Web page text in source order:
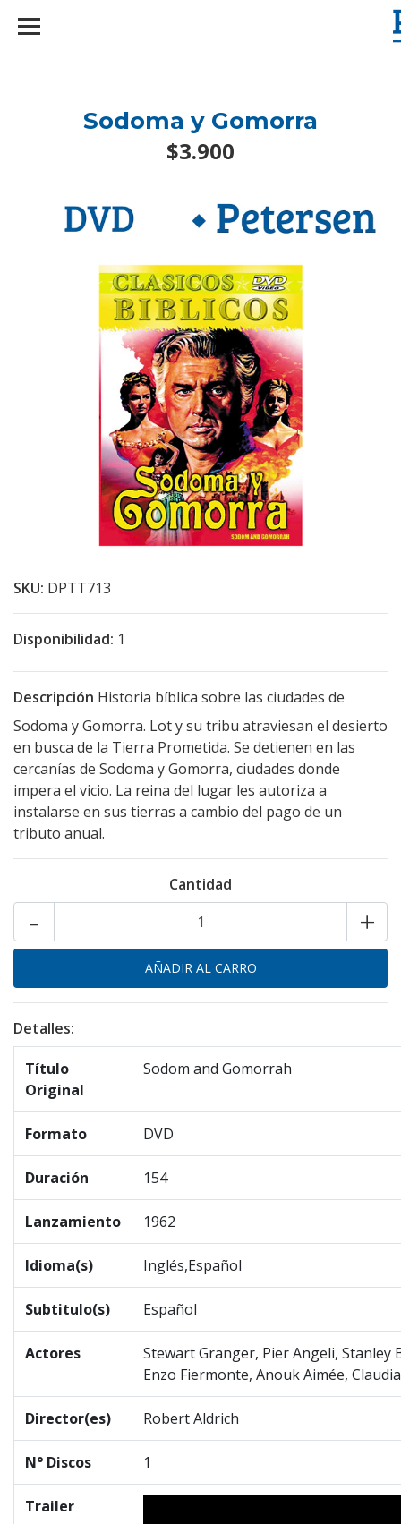
Sodoma y Gomorra
$3.900
SKU: DPTT713
Disponibilidad: 1
Descripción Historia bíblica sobre las ciudades de
Sodoma y Gomorra. Lot y su tribu atraviesan el desierto
en busca de la Tierra Prometida. Se detienen en las
cercanías de Sodoma y Gomorra, ciudades donde
impera el vicio. La reina del lugar les autoriza a
instalarse en sus tierras a cambio del pago de un
tributo anual.
Cantidad
+
-
Detalles:
Título
Original
Sodom and Gomorrah
Formato DVD
Duración 154
Lanzamiento 1962
Idioma(s) Inglés,Español
Subtitulo(s) Español
Actores
Stewart Granger, Pier Angeli, Stanley
Enzo Fiermonte, Anouk Aimée,
Director(es) Robert Aldrich
N° Discos 1
Trailer